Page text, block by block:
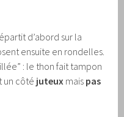
d’abord sur la
ensuite en rondelles.
: le thon fait tampon
un côté juteux mais pas